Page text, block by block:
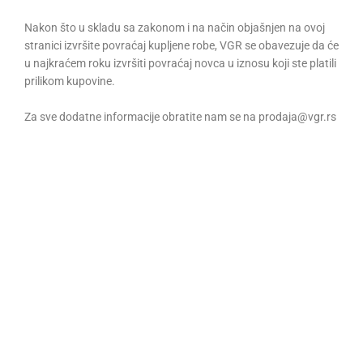
Nakon što u skladu sa zakonom i na način objašnjen na ovoj
stranici izvršite povraćaj kupljene robe, VGR se obavezuje da će
u najkraćem roku izvršiti povraćaj novca u iznosu koji ste platili
prilikom kupovine.
Za sve dodatne informacije obratite nam se na prodaja@vgr.rs